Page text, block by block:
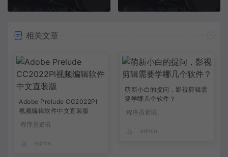
相关文章
Adobe Prelude CC2022Pl
视频编辑软件中文直装版
程序员资讯
admin
萌新小白的提问，影视剪辑需
要学哪几个软件？
程序员资讯
admin